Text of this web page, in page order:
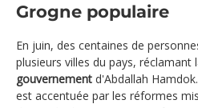
Grogne populaire
En juin, des centaines de
plusieurs villes du pays, réclamant
gouvernement d'Abdallah
est accentuée par les réformes